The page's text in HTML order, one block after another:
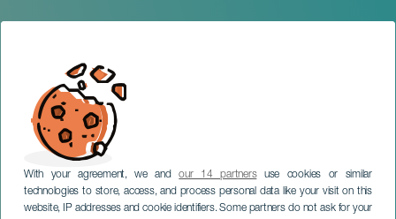
With your agreement, we andour 14 partnersuse cookies or similar
technologies to store, access, and process personal data like your visit on this
website, IP addresses and cookie identifiers. Some partners do not ask for your